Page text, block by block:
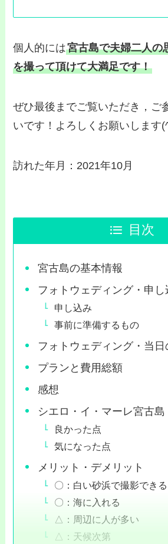
個人的には宮古島で夫婦二人の
を撮って頂けて大満足です！
ぜひ最後までご覧いただき，ご
いです！よろしくお願いします
訪れた年月：2021年10月
目次
宮古島の基本情報
フォトウェディング・申し
申し込み
事前に準備するもの
フォトウェディング・当日
プランと費用総額
感想
シエロ・イ・マーレ宮古島
良かった点
気になった点
メリット・デメリット
〇：白い砂浜で撮影できる
〇：海に入れる
△：周辺に人が多い
△：天候次第